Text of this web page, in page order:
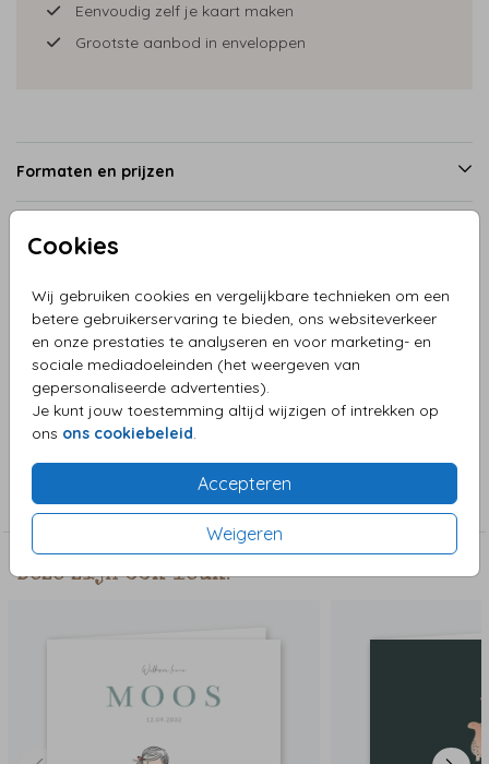
Cookies
Wij gebruiken cookies en vergelijkbare technieken om een
betere gebruikerservaring te bieden, ons websiteverkeer
en onze prestaties te analyseren en voor marketing- en
sociale mediadoeleinden (het weergeven van
gepersonaliseerde advertenties).
Je kunt jouw toestemming altijd wijzigen of intrekken op
ons ons cookiebeleid
Accepteren
Weigeren
Eenvoudig zelf je kaart maken
Grootste aanbod in enveloppen
Formaten en prijzen
Productinformatie
Omschrijving
Geboortekaartje jongen winter met zusje en hekje, je kunt
zelf naar wens de kinderen aanpassen in andere kinderen
uit de clipart.
Collectie
Jongenskaart
Deze zijn ook leuk!